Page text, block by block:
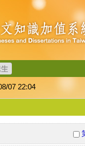
07 22:04